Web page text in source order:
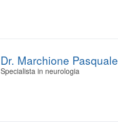
Dr. Marchione Pasquale
Specialista in neurologia